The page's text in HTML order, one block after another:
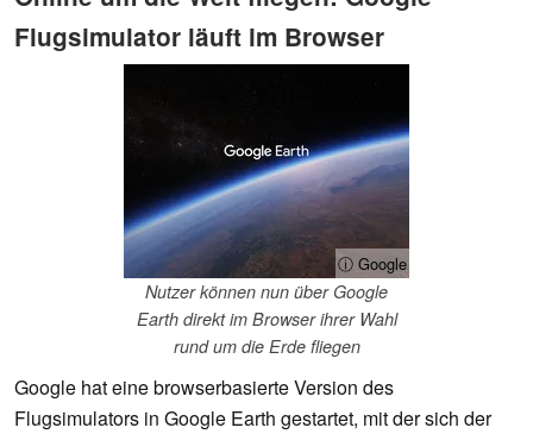
Flugsimulator läuft im Browser
ⓘ Google
Nutzer können nun über Google
Earth direkt im Browser ihrer Wahl
rund um die Erde fliegen
Google hat eine browserbasierte Version des
Flugsimulators in Google Earth gestartet, mit der sich der